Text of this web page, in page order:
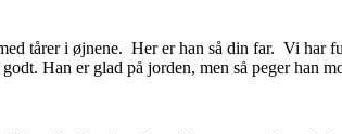
tårer i øjnene. Her er han så din far. Vi
Han er glad på jorden, men så peger han